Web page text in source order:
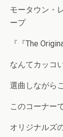
モータウン・
ープ
『『The
なんてカッコ
選曲しながら
このコーナー
オリジナルズ